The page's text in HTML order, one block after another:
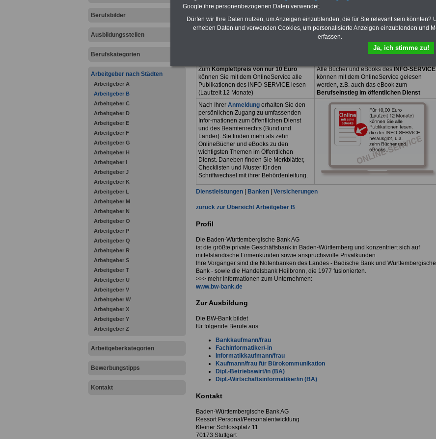
Berufsbilder
Ausbildungsstellen
Berufskategorien
Arbeitgeber nach Städten
Arbeitgeber A
Arbeitgeber B
Arbeitgeber C
Arbeitgeber D
Arbeitgeber E
Arbeitgeber F
Arbeitgeber G
Arbeitgeber H
Arbeitgeber I
Arbeitgeber J
Arbeitgeber K
Arbeitgeber L
Arbeitgeber M
Arbeitgeber N
Arbeitgeber O
Arbeitgeber P
Arbeitgeber Q
Arbeitgeber R
Arbeitgeber S
Arbeitgeber T
Arbeitgeber U
Arbeitgeber V
Arbeitgeber W
Arbeitgeber X
Arbeitgeber Y
Arbeitgeber Z
Arbeitgeberkategorien
Bewerbungstipps
Kontakt
Einfach Bild
Einkommen, Arbeitszeit, Urlaub und der sozialen Absicherung, z.B.
Beihilfe, Heilfürsorge, Pflege und Beamtenversorgung.
Das eBook ist verständlich geschrieben und übersichtlich
gegliedert.>>>Der 150-seitige Ratgeber kann alsOnlineBuchfür 7,50 Euro bestellt
ZumKomplettpreis von nur 10 Euro
können Sie mit dem OnlineService alle
Publikationen des INFO-SERVICE lesen
(Laufzeit 12 Monate)
Alle Bücher und eBooks desINFO-SERVICE
können mit dem OnlineService gelesen
werden, z.B. auch das eBook zum
Berufseinstieg im öffentlichen Dienst
Nach Ihrer Anmeldungerhalten Sie den
persönlichen Zugang zu umfassenden
Infor-mationen zum öffentlichen Dienst
und des Beamtenrechts (Bund und
Länder). Sie finden mehr als zehn
OnlineBücher und eBooks zu den
wichtigsten Themen im Öffentlichen
Dienst. Daneben finden Sie Merkblätter,
Checklisten und Muster für den
Schriftwechsel mit ihrer Behördenleitung.
Dienstleistungen| Banken| Versicherungen
zurück zur Übersicht Arbeitgeber B
Profil
Die Baden-Württembergische Bank AG
ist die größte private Geschäftsbank in Baden-Württemberg und konzentriert sich auf
mittelständische Firmenkunden sowie anspruchsvolle Privatkunden.
Ihre Vorgänger sind die Notenbanken des Landes - Badische Bank und Württembergische
Bank - sowie die Handelsbank Heilbronn, die 1977 fusionierten.
>>> mehr Informationen zum Unternehmen:
www.bw-bank.de
Zur Ausbildung
Die BW-Bank bildet
für folgende Berufe aus:
Bankkaufmann/frau
Fachinformatiker/-in
Informatikkaufmann/frau
Kaufmann/frau für Bürokommunikation
Dipl.-Betriebswirt/in (BA)
Dipl.-Wirtschaftsinformatiker/in (BA)
Kontakt
Baden-Württembergische Bank AG
Ressort Personal/Personalentwicklung
Kleiner Schlossplatz 11
70173 Stuttgart
Google ihre personenbezogenen Daten verwendet.
Dürfen wir Ihre Daten nutzen, um Anzeigen einzublenden, die für Sie relevant sein könnten?
erheben Daten und verwenden Cookies, um personalisierte Anzeigen einzublenden und
erfassen.
Ja, ich stimme zu!